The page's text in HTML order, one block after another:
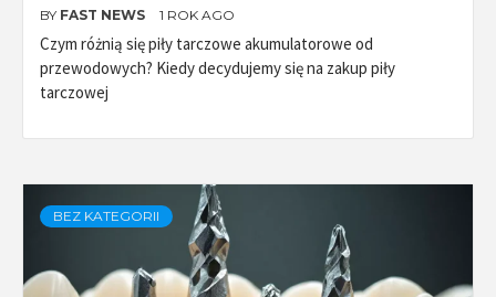
BY FAST NEWS 1 ROK AGO
Czym różnią się piły tarczowe akumulatorowe od
przewodowych? Kiedy decydujemy się na zakup piły
tarczowej
BEZ KATEGORII